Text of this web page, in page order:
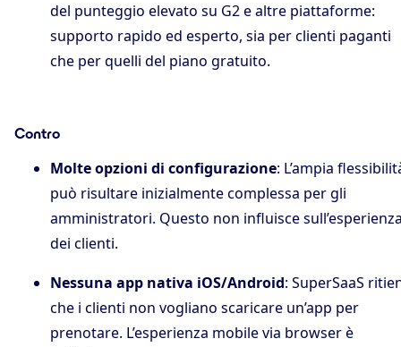
del punteggio elevato su G2 e altre piattaforme:
supporto rapido ed esperto, sia per clienti paganti
che per quelli del piano gratuito.
Contro
Molte opzioni di configurazione: L’ampia
può risultare inizialmente complessa per gli
amministratori. Questo non influisce
dei clienti.
Nessuna app nativa iOS/Android: SuperSaaS
che i clienti non vogliano scaricare un’app per
prenotare. L’esperienza mobile via browser è